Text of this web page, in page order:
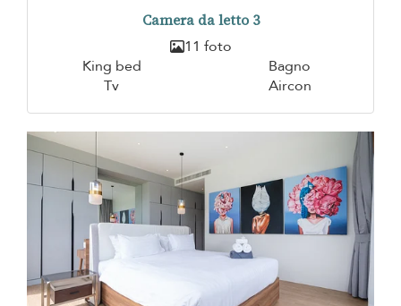
Camera da letto 3
11 foto
King bed
Bagno
Tv
Aircon